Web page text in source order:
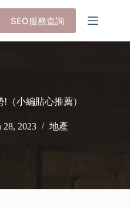
SEO服務查詢
!（小編貼心推薦）
28, 2023 地產